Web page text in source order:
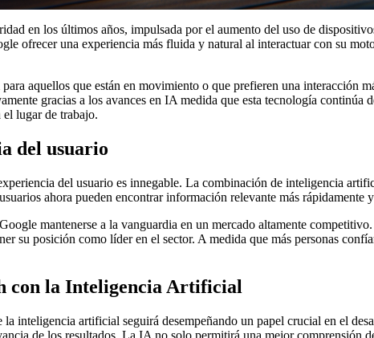
en los últimos años, impulsada por el aumento del uso de
ofrecer una experiencia más fluida y natural al interactuar con su
aquellos que están en movimiento o que prefieren una interacción
gracias a los avances en IA medida que esta tecnología
el lugar de trabajo.
del usuario
del usuario es innegable. La combinación de inteligencia
ahora pueden encontrar información relevante más rápidamente
mantenerse a la vanguardia en un mercado altamente
su posición como líder en el sector. A medida que más personas
con la Inteligencia Artificial
inteligencia artificial seguirá desempeñando un papel crucial en el